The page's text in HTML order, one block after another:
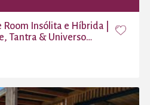
Insólita e Híbrida |
Tantra & Universo